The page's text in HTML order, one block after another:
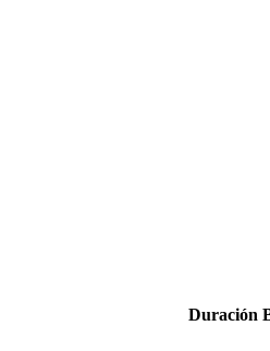
Duración